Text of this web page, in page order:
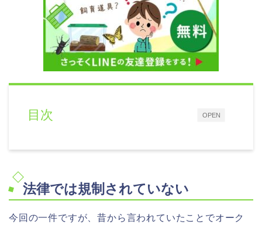
OPEN
目次
法律では規制されていない
今回の一件ですが、昔から言われていたことでオーク